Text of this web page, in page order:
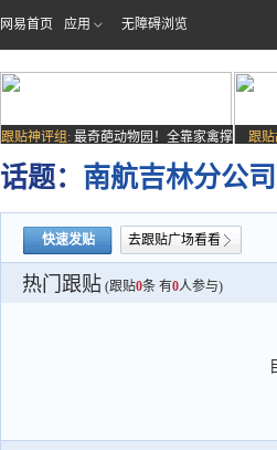
网易首页 应用 无障碍浏览
跟贴神评组: 最奇葩动物园！全靠家禽撑
场子
跟
话题： 南航吉林分公
快速发贴 去跟贴广场看看
热门跟贴 (跟贴0条 有0人参与)